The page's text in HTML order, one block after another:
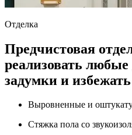
Отделка
Предчистовая
реализовать любые
задумки и
Выровненные и
Стяжка пола со